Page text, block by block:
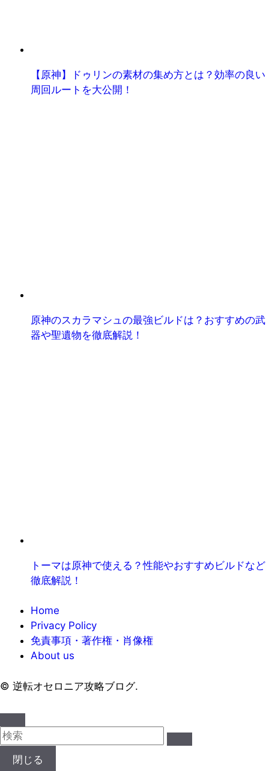
【原神】ドゥリンの素材の集め方とは？効率の良い
周回ルートを大公開！
原神のスカラマシュの最強ビルドは？おすすめの武
器や聖遺物を徹底解説！
トーマは原神で使える？性能やおすすめビルドなど
徹底解説！
Home
Privacy Policy
免責事項・著作権・肖像権
About us
© 逆転オセロニア攻略ブログ.
閉じる